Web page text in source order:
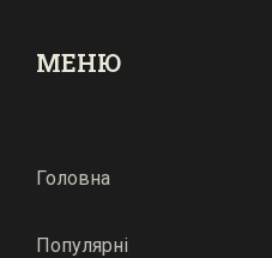
МЕНЮ
Головна
Популярні